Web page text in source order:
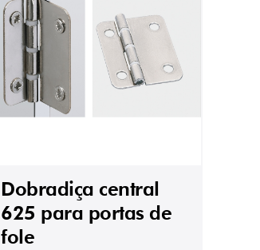
Dobradiça central
625 para portas de
fole